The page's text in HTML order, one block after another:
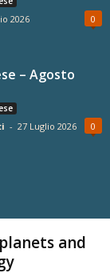
2026 0
– Agosto
- 27 Luglio 2026 0
and